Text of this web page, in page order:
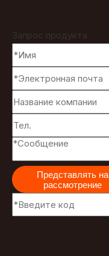
Запрос продукта
Представлять на
рассмотрение